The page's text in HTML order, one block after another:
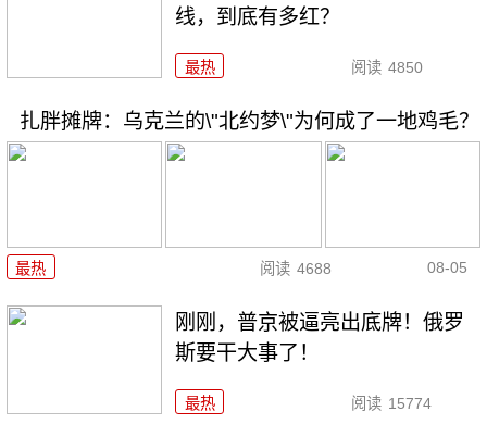
线，到底有多红？
最热 阅读 4850
扎胖摊牌：乌克兰的\"北约梦\"为何成了一地鸡毛？
最热 阅读 4688 08-05
刚刚，普京被逼亮出底牌！俄罗
斯要干大事了！
最热 阅读 15774